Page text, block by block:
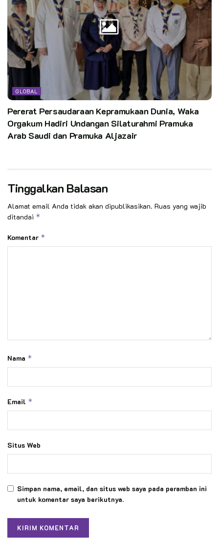
GLOBAL
Pererat Persaudaraan Kepramukaan Dunia, Waka
Orgakum Hadiri Undangan Silaturahmi Pramuka
Arab Saudi dan Pramuka Aljazair
Tinggalkan Balasan
Alamat email Anda tidak akan dipublikasikan. Ruas yang wajib
ditandai *
Komentar *
Nama *
Email *
Situs Web
Simpan nama, email, dan situs web saya pada peramban ini
untuk komentar saya berikutnya.